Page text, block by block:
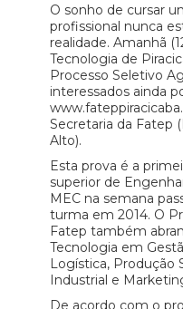
O sonho de cursar
profissional nunca
realidade. Amanhã
Tecnologia de
Processo Seletivo
interessados ainda
Secretaria da Fatep
Alto).
Esta prova é a
superior de
MEC na semana
turma em 2014. O
Fatep também
Tecnologia em
Logística, Produção
Industrial e
De acordo com o